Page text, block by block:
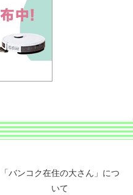
「バンコク在住の大さん」につ
いて